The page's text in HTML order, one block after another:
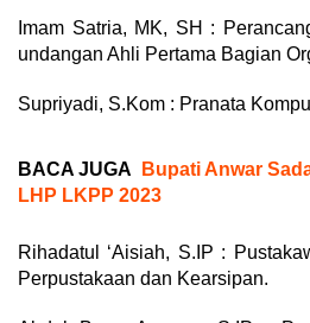
Imam Satria, MK, SH :
undangan Ahli Pertama Bagian
Supriyadi, S.Kom : Pranata
BACA JUGA
Bupati Anwar
LHP LKPP 2023
Rihadatul ‘Aisiah, S.IP :
Perpustakaan dan Kearsipan.